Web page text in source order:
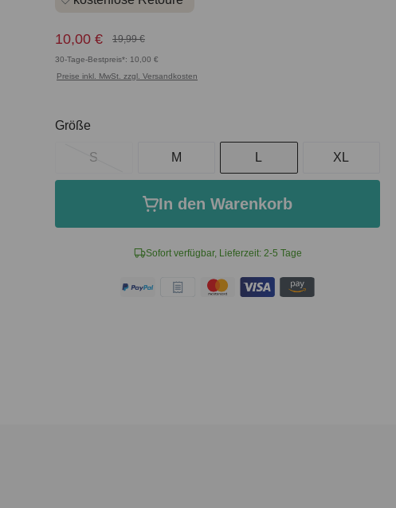
10,00 € 19,99 €
30-Tage-Bestpreis*: 10,00 €
Preise inkl. MwSt. zzgl. Versandkosten
Sofort verfügbar, Lieferzeit: 2-5 Tage
Größe
S M L XL
In den Warenkorb